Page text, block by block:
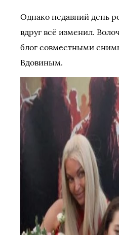
Однако недавний день
вдруг всё изменил.
блог совместными
Вдовиным.